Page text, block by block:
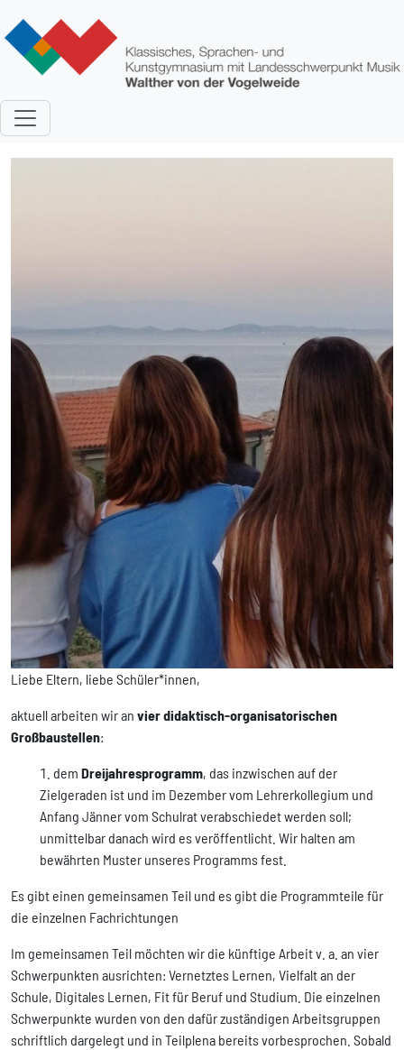
Liebe Eltern, liebe Schüler*innen,
aktuell arbeiten wir an vier didaktisch-organisatorischen
Großbaustellen:
dem Dreijahresprogramm, das inzwischen auf der
Zielgeraden ist und im Dezember vom Lehrerkollegium und
Anfang Jänner vom Schulrat verabschiedet werden soll;
unmittelbar danach wird es veröffentlicht. Wir halten am
bewährten Muster unseres Programms fest.
Es gibt einen gemeinsamen Teil und es gibt die Programmteile für
die einzelnen Fachrichtungen
Im gemeinsamen Teil möchten wir die künftige Arbeit v. a. an vier
Schwerpunkten ausrichten: Vernetztes Lernen, Vielfalt an der
Schule, Digitales Lernen, Fit für Beruf und Studium. Die einzelnen
Schwerpunkte wurden von den dafür zuständigen Arbeitsgruppen
schriftlich dargelegt und in Teilplena bereits vorbesprochen. Sobald